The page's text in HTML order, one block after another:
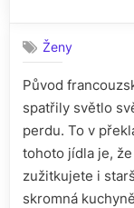
Ženy
Původ
spatřily světlo
perdu. To v
tohoto jídla je,
zužitkujete i
skromná